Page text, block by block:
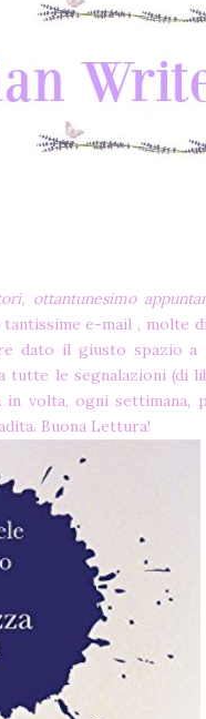
ottantunesimo
e-mail , molte
dato il giusto spazio
tutte le segnalazioni (di
volta, ogni settimana,
Buona Lettura!